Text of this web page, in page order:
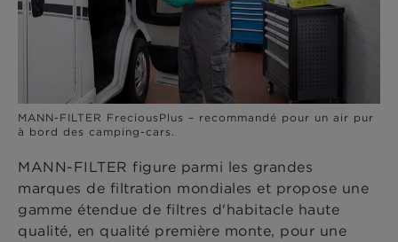
MANN-FILTER FreciousPlus – recommandé pour un air pur
à bord des camping-cars.
MANN-FILTER figure parmi les grandes
marques de filtration mondiales et propose une
gamme étendue de filtres d'habitacle haute
qualité, en qualité première monte, pour une